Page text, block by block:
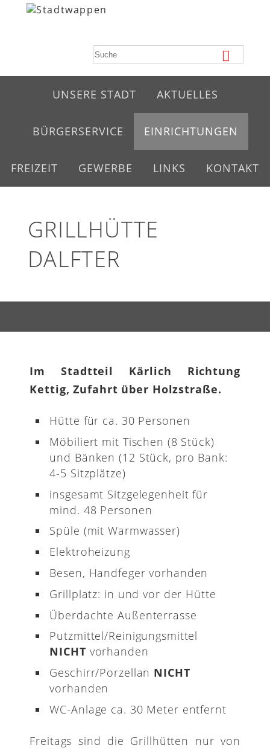
UNSERE STADT AKTUELLES
BÜRGERSERVICE EINRICHTUNGEN
FREIZEIT GEWERBE LINKS KONTAKT
GRILLHÜTTE
DALFTER
Im Stadtteil Kärlich Richtung
Kettig, Zufahrt über Holzstraße.
Hütte für ca. 30 Personen
Möbiliert mit Tischen (8 Stück)
und Bänken (12 Stück, pro Bank:
4-5 Sitzplätze)
insgesamt Sitzgelegenheit für
mind. 48 Personen
Spüle (mit Warmwasser)
Elektroheizung
Besen, Handfeger vorhanden
Grillplatz: in und vor der Hütte
Überdachte Außenterrasse
Putzmittel/Reinigungsmittel
NICHT vorhanden
Geschirr/Porzellan NICHT
vorhanden
WC-Anlage ca. 30 Meter entfernt
Freitags sind die Grillhütten nur von